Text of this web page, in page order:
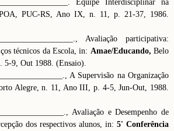
Equipe Interdisciplinar na
PUC-RS, Ano IX, n. 11, p. 21-37, 1986.
Avaliação participativa:
técnicos da Escola, in: Amae/Educando, Belo
5-9, Out 1988. (Ensaio).
A Supervisão na Organização
Alegre, n. 11, Ano III, p. 4-5, Jun-Out, 1988.
Avaliação e Desempenho de
dos respectivos alunos, in: 5' Conferência